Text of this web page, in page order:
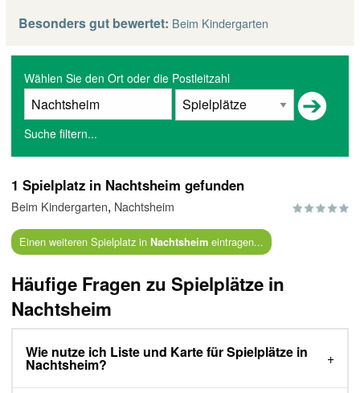
Besonders gut bewertet: Beim Kindergarten
Wählen Sie den Ort oder die Postleitzahl
Suche filtern...
1 Spielplatz in Nachtsheim gefunden
Beim Kindergarten, Nachtsheim
Einen weiteren Spielplatz in Nachtsheimeintragen...
Häufige Fragen zu Spielplätze in
Nachtsheim
Wie nutze ich Liste und Karte für Spielplätze in
Nachtsheim?